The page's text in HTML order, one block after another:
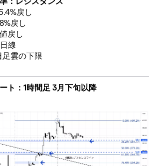
戻し
戻し
戻し
線
足雲の下限
ト：1時間足 3月下旬以降